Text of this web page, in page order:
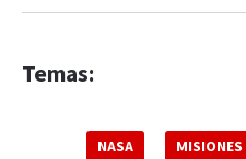
Temas:
NASA MISIONES